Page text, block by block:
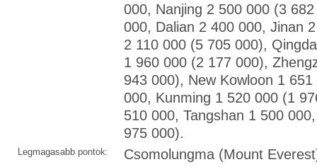
000, Nanjing 2 500 000 (3
000, Dalian 2 400 000, Jinan
2 110 000 (5 705 000),
1 960 000 (2 177 000),
943 000), New Kowloon 1
000, Kunming 1 520 000 (1
510 000, Tangshan 1 500
975 000).
Legmagasabb pontok: Csomolungma (Mount